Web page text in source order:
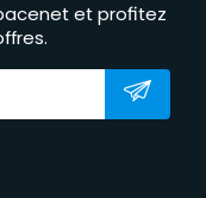
et profitez